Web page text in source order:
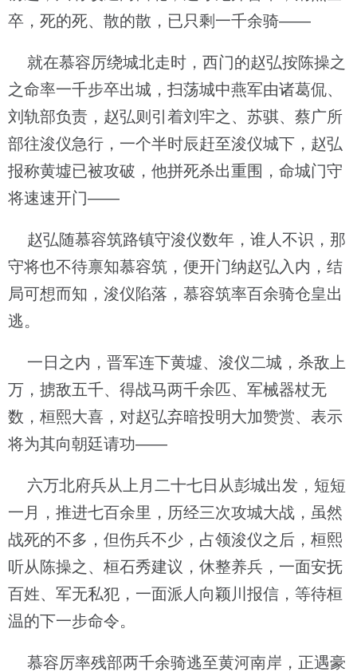
卒，死的死、散的散，已只剩一千余骑——
就在慕容厉绕城北走时，西门的赵弘按陈操之
之命率一千步卒出城，扫荡城中燕军由诸葛侃、
刘轨部负责，赵弘则引着刘牢之、苏骐、蔡广所
部往浚仪急行，一个半时辰赶至浚仪城下，赵弘
报称黄墟已被攻破，他拼死杀出重围，命城门守
将速速开门——
赵弘随慕容筑路镇守浚仪数年，谁人不识，那
守将也不待禀知慕容筑，便开门纳赵弘入内，结
局可想而知，浚仪陷落，慕容筑率百余骑仓皇出
逃。
一日之内，晋军连下黄墟、浚仪二城，杀敌上
万，掳敌五千、得战马两千余匹、军械器杖无
数，桓熙大喜，对赵弘弃暗投明大加赞赏、表示
将为其向朝廷请功——
六万北府兵从上月二十七日从彭城出发，短短
一月，推进七百余里，历经三次攻城大战，虽然
战死的不多，但伤兵不少，占领浚仪之后，桓熙
听从陈操之、桓石秀建议，休整养兵，一面安抚
百姓、军无私犯，一面派人向颖川报信，等待桓
温的下一步命令。
慕容厉率残部两千余骑逃至黄河南岸，正遇豪